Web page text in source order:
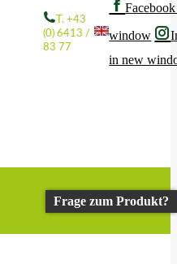
T. +43
(0) 6413 /
83 77
window
in new
Frage zum Produkt?